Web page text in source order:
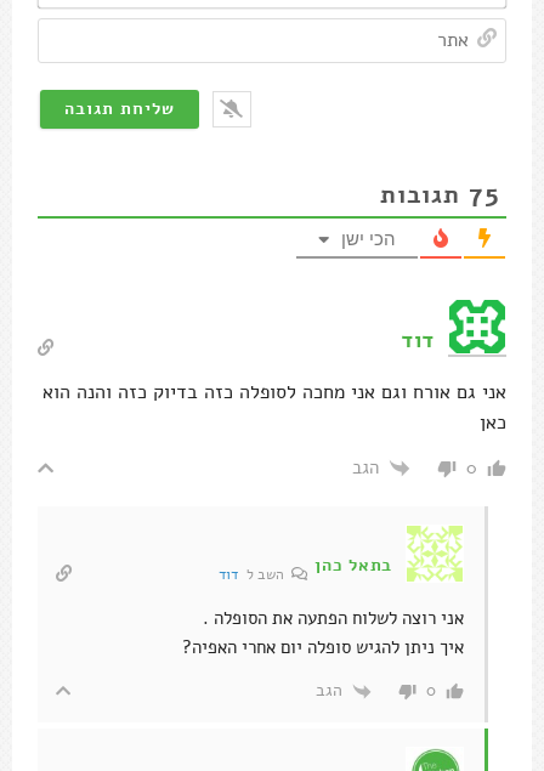
75 תגובות
הכי ישן
דוד
אני גם אורח וגם אני מחכה לסופלה כזה בדיוק כזה והנה הוא
כאן
0 הגב
בתאל כהן השב ל דוד
אני רוצה לשלוח הפתעה את הסופלה .
איך ניתן להגיש סופלה יום אחרי האפיה?
0 הגב